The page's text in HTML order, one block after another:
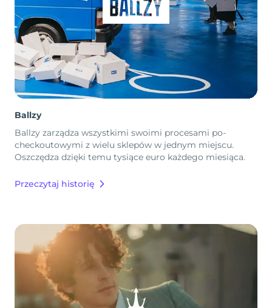
Ballzy
Ballzy zarządza wszystkimi swoimi procesami po-
checkoutowymi z wielu sklepów w jednym miejscu.
Oszczędza dzięki temu tysiące euro każdego miesiąca.
Przeczytaj historię